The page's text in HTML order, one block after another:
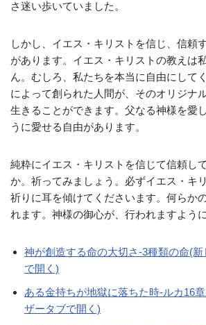
さ迷い歩いていました。
しかし、イエス・キリストを信じ、信頼
があります。イエス・キリストの教えは
ん。むしろ、私たちを本当に自由にして
によって創られた人間が、そのオリジナ
生きることができます。父なる神様を愛
うに愛せる自由があります。
純粋にイエス・キリストを信じて信頼し
か。祈ってみましょう。必ずイエス・キ
祈りに耳を傾けてくださいます。何らか
れます。神様の御心が、行われますように
神が創造する命の大切さ-3種類の命(
で開く)
ある金持ちが地獄に落ちた時-ルカ16
ザータブで開く)